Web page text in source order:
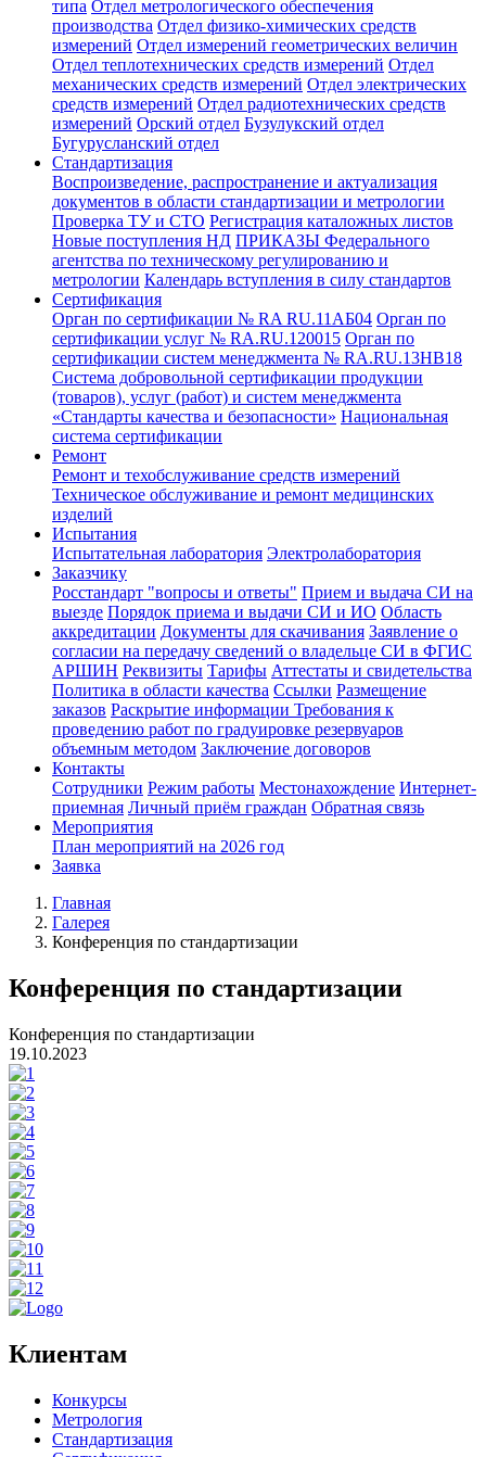
типа Отдел метрологического обеспечения
производства Отдел физико-химических средств
измерений Отдел измерений геометрических величин
Отдел теплотехнических средств измерений Отдел
механических средств измерений Отдел электрических
средств измерений Отдел радиотехнических средств
измерений Орский отдел Бузулукский отдел
Бугурусланский отдел
Стандартизация
Воспроизведение, распространение и актуализация
документов в области стандартизации и метрологии
Проверка ТУ и СТО Регистрация каталожных листов
Новые поступления НД ПРИКАЗЫ Федерального
агентства по техническому регулированию и
метрологии Календарь вступления в силу стандартов
Сертификация
Орган по сертификации № RA RU.11АБ04 Орган по
сертификации услуг № RA.RU.120015 Орган по
сертификации систем менеджмента № RA.RU.13HB18
Система добровольной сертификации продукции
(товаров), услуг (работ) и систем менеджмента
«Стандарты качества и безопасности» Национальная
система сертификации
Ремонт
Ремонт и техобслуживание средств измерений
Техническое обслуживание и ремонт медицинских
изделий
Испытания
Испытательная лаборатория Электролаборатория
Заказчику
Росстандарт "вопросы и ответы" Прием и выдача СИ на
выезде Порядок приема и выдачи СИ и ИО Область
аккредитации Документы для скачивания Заявление о
согласии на передачу сведений о владельце СИ в ФГИС
АРШИН Реквизиты Тарифы Аттестаты и свидетельства
Политика в области качества Ссылки Размещение
заказов Раскрытие информации Требования к
проведению работ по градуировке резервуаров
объемным методом Заключение договоров
Контакты
Сотрудники Режим работы Местонахождение Интернет-
приемная Личный приём граждан Обратная связь
Мероприятия
План мероприятий на 2026 год
Заявка
Главная
Галерея
Конференция по стандартизации
Конференция по стандартизации
Конференция по стандартизации
19.10.2023
Клиентам
Конкурсы
Метрология
Стандартизация